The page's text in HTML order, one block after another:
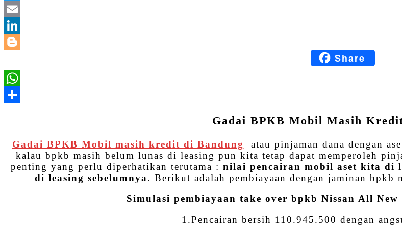
BloggerShare
Gadai BPKB Mobil Masih
Gadai BPKB Mobil masih kredit di Bandung
atau pinjaman dana dengan
kalau bpkb masih belum lunas di leasing pun kita tetap dapat memperoleh
penting yang perlu diperhatikan terutama : nilai pencairan mobil aset kita di
di leasing sebelumnya. Berikut adalah pembiayaan dengan jaminan
Simulasi pembiayaan take over bpkb Nissan All
1.Pencairan bersih 110.945.500 dengan